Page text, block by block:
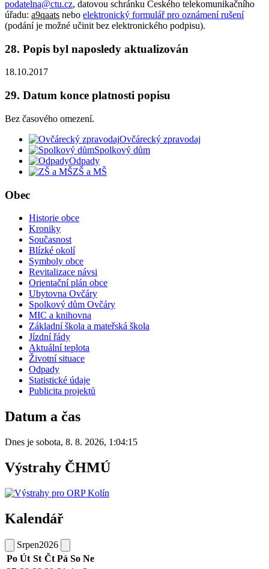
podatelna@ctu.cz, datovou schránku Českého telekomunikačního
úřadu: a9qaats nebo elektronický formulář pro oznámení rušení
(podání je možné učinit bez elektronického podpisu).
28. Popis byl naposledy aktualizován
18.10.2017
29. Datum konce platnosti popisu
Bez časového omezení.
Ovčárecký zpravodaj
Spolkový dům
Odpady
ZŠ a MŠ
Obec
Historie obce
Kroniky
Současnost
Blízké okolí
Symboly obce
Revitalizace návsi
Orientační plán obce
Ubytovna Ovčáry
Spolkový dům Ovčáry
MIC a knihovna
Základní škola a mateřská škola
Jízdní řády
Aktuální teplota
Životní situace
Odpady
Statistické údaje
Publicita projektů
Datum a čas
Dnes je sobota, 8. 8. 2026, 1:04:15
Výstrahy ČHMÚ
Kalendář
Srpen2026
Po Út St Čt Pá So Ne